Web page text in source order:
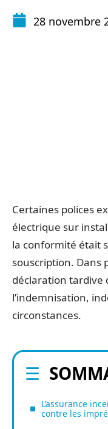
28 novembre
Certaines polices
électrique sur
la conformité était
souscription. Dans
déclaration tardive
l’indemnisation,
circonstances.
L’assurance
contre les